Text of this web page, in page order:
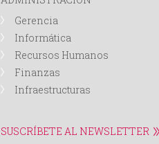
Gerencia
Informática
Recursos Humanos
Finanzas
Infraestructuras
SUSCRÍBETE AL NEWSLETTER